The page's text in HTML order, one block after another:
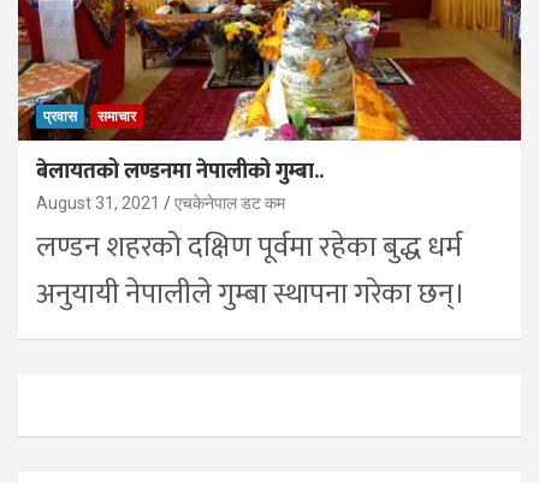
प्रवास समाचार
बेलायतको लण्डनमा नेपालीको गुम्बा..
August 31, 2021 एचकेनेपाल डट कम
लण्डन शहरको दक्षिण पूर्वमा रहेका बुद्ध धर्म
अनुयायी नेपालीले गुम्बा स्थापना गरेका छन्।